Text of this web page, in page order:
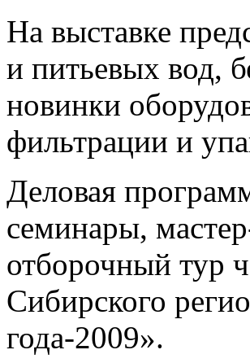
На выставке
и питьевых вод,
новинки
фильтрации и
Деловая
семинары,
отборочный тур
Сибирского
года-2009».